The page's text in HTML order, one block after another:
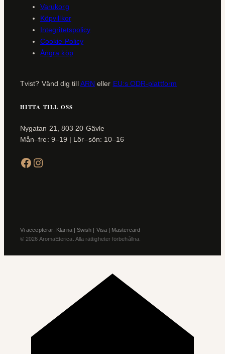
Varukorg
Köpvillkor
Integritetspolicy
Cookie Policy
Ångra köp
Tvist? Vänd dig tillARN eller EU:s ODR-plattform
HITTA TILL OSS
Nygatan 21, 803 20 Gävle
Mån–fre: 9–19 | Lör–sön: 10–16
Facebook Instagram
Vi accepterar: Klarna | Swish | Visa | Mastercard
© 2026 AromaEterica. Alla rättigheter förbehållna.